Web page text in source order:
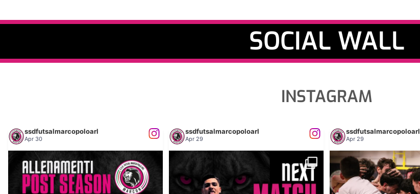
SOCIAL WALL
INSTAGRAM
ssdfutsalmarcopoloarl
Apr 30
𝐀𝐋𝐋𝐄𝐍𝐀𝐌𝐄𝐍𝐓𝐈 𝐏𝐎𝐒𝐓 𝐒𝐄𝐀𝐒𝐎𝐍
5 0
ssdfutsalmarcopoloarl
Apr 29
𝐍𝐄𝐗𝐓 𝐌𝐀𝐓𝐂𝐇: 𝐔𝐍𝐃𝐄𝐑 𝟏𝟗 𝐞 𝐔𝐍𝐃𝐄𝐑
ssdfutsalmarcopoloarl
Apr 29
𝐂 𝐇 𝐄 𝐏 𝐀 𝐑 𝐓 𝐈 𝐓 𝐀!
Le foto
81